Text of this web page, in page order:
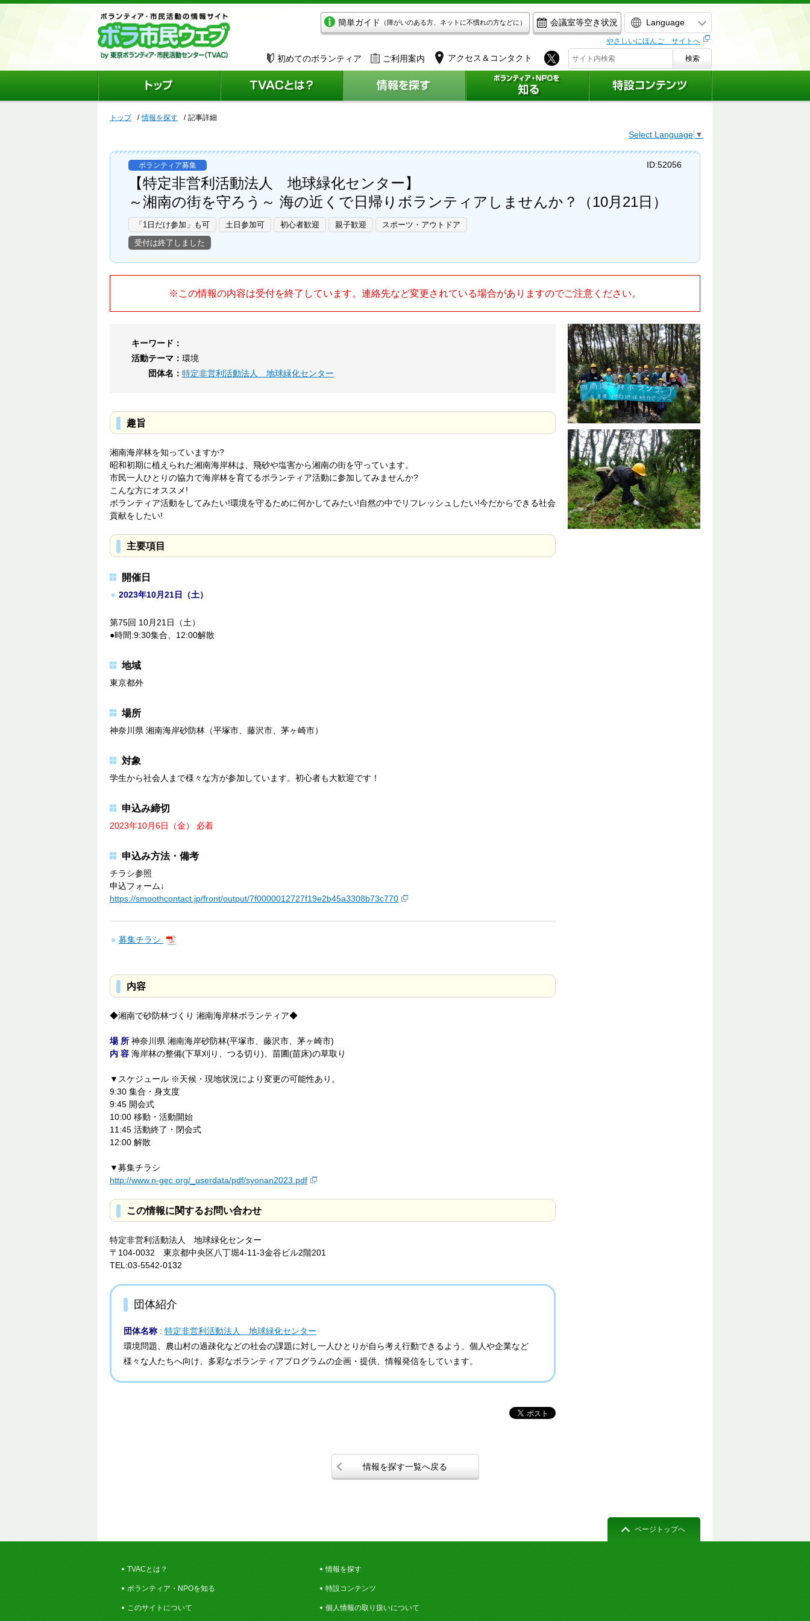
簡単ガイド （障がいのある方、ネットに不慣れの方などに） 会議室等空き状況 Language
やさしいにほんご サイトへ
初めてのボランティア ご利用案内 アクセス＆コンタクト 検索
トップ 情報を探す 記事詳細
Select Language ▼
ボランティア募集
【特定非営利活動法人 地球緑化センター】
～湘南の街を守ろう～ 海の近くで日帰りボランティアしませんか？（10月21日）
「1日だけ参加」も可 土日参加可 初心者歓迎 親子歓迎
スポーツ・アウトドア
受付は終了しました
ID:52056
※この情報の内容は受付を終了しています。連絡先など変更されている場合がありますのでご注意ください。
キーワード：
活動テーマ： 環境
団体名： 特定非営利活動法人 地球緑化センター
趣旨
湘南海岸林を知っていますか?
昭和初期に植えられた湘南海岸林は、飛砂や塩害から湘南の街を守っています。
市民一人ひとりの協力で海岸林を育てるボランティア活動に参加してみませんか?
こんな方にオススメ!
ボランティア活動をしてみたい!環境を守るために何かしてみたい!自然の中でリフレッシュしたい!今だからできる社会
貢献をしたい!
主要項目
開催日
2023年10月21日（土）
第75回 10月21日（土）
●時間:9:30集合、12:00解散
地域
東京都外
場所
神奈川県 湘南海岸砂防林（平塚市、藤沢市、茅ヶ崎市）
対象
学生から社会人まで様々な方が参加しています。初心者も大歓迎です！
申込み締切
2023年10月6日（金） 必着
申込み方法・備考
チラシ参照
申込フォーム↓
https://smoothcontact.jp/front/output/7f0000012727f19e2b45a3308b73c770
募集チラシ
内容
◆湘南で砂防林づくり 湘南海岸林ボランティア◆
場 所 神奈川県 湘南海岸砂防林(平塚市、藤沢市、茅ヶ崎市)
内 容 海岸林の整備(下草刈り、つる切り)、苗圃(苗床)の草取り
▼スケジュール ※天候・現地状況により変更の可能性あり。
9:30 集合・身支度
9:45 開会式
10:00 移動・活動開始
11:45 活動終了・閉会式
12:00 解散
▼募集チラシ
http://www.n-gec.org/_userdata/pdf/syonan2023.pdf
この情報に関するお問い合わせ
特定非営利活動法人 地球緑化センター
〒104-0032 東京都中央区八丁堀4-11-3金谷ビル2階201
TEL:03-5542-0132
団体紹介
団体名称 : 特定非営利活動法人 地球緑化センター
環境問題、農山村の過疎化などの社会の課題に対し一人ひとりが自ら考え行動できるよう、個人や企業など
様々な人たちへ向け、多彩なボランティアプログラムの企画・提供、情報発信をしています。
情報を探す一覧へ戻る
TVACとは？ 情報を探す
ボランティア・NPOを知る 特設コンテンツ
このサイトについて 個人情報の取り扱いについて
ページトップへ